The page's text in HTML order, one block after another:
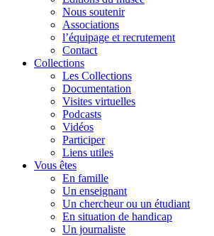
Nous soutenir
Associations
l’équipage et recrutement
Contact
Collections
Les Collections
Documentation
Visites virtuelles
Podcasts
Vidéos
Participer
Liens utiles
Vous êtes
En famille
Un enseignant
Un chercheur ou un étudiant
En situation de handicap
Un journaliste